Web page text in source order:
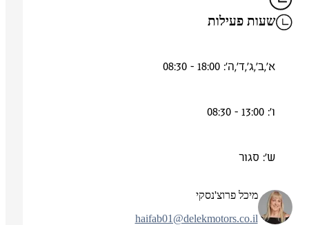
שעות פעילות
א',ב',ג',ד',ה': 18:00 - 08:30
ש': סגור
מיכל פרוצ'נסקי
haifab01@delekmotors.co.il